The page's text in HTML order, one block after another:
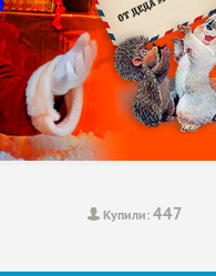
Купили:447